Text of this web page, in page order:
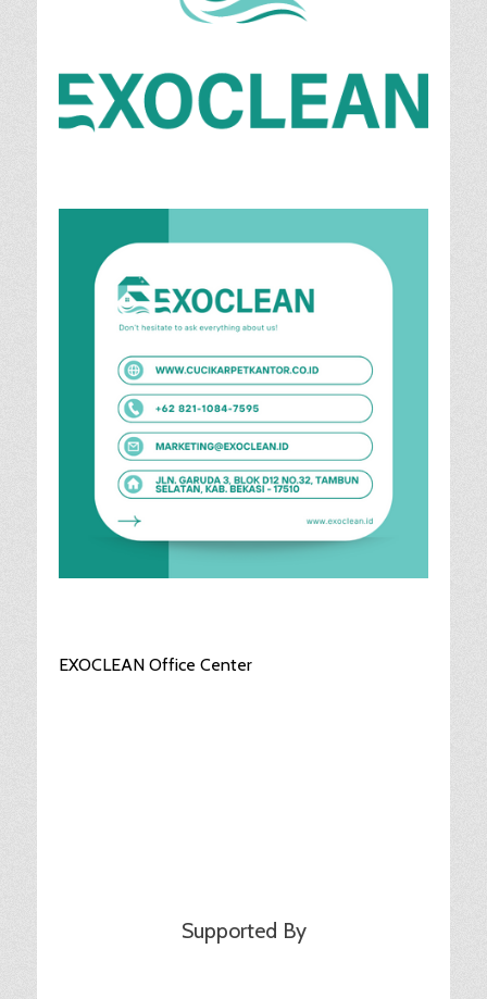
EXOCLEAN Office Center
Supported By